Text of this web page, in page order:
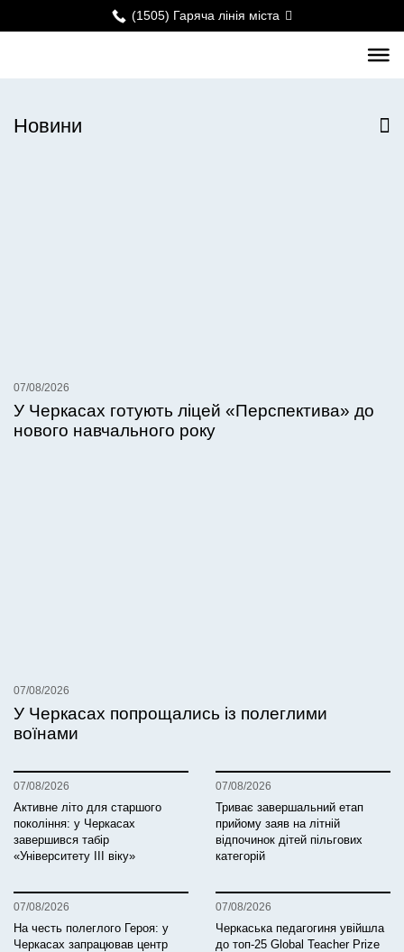
(1505) Гаряча лінія міста
Новини
07/08/2026
У Черкасах готують ліцей «Перспектива» до
нового навчального року
07/08/2026
У Черкасах попрощались із полеглими
воїнами
07/08/2026
Активне літо для старшого
покоління: у Черкасах
завершився табір
«Університету ІІІ віку»
07/08/2026
Триває завершальний етап
прийому заяв на літній
відпочинок дітей пільгових
категорій
07/08/2026
На честь полеглого Героя: у
Черкасах запрацював центр
07/08/2026
Черкаська педагогиня увійшла
до топ-25 Global Teacher Prize